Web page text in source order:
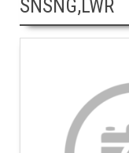
SNSNG,LWR